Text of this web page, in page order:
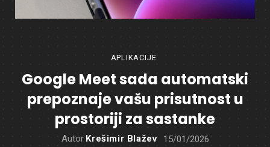
APLIKACIJE
Google Meet sada automatski
prepoznaje vašu prisutnost u
prostoriji za sastanke
Autor Krešimir Blažev 15/01/2026